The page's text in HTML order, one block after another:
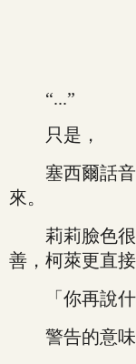
“...”
只是，
塞西爾話音
來。
莉莉臉色很
善，柯萊更直
「你再說什
警告的意味